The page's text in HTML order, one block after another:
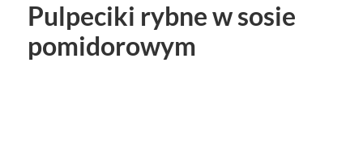
Pulpeciki rybne w sosie
pomidorowym